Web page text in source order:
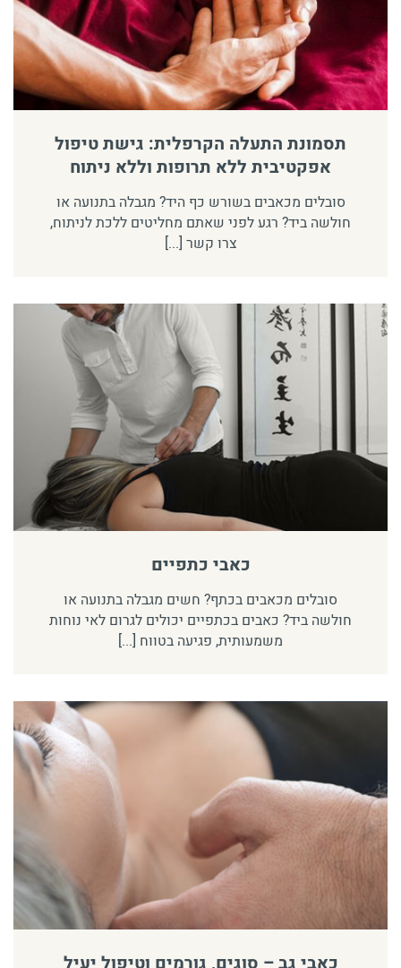
תסמונת התעלה הקרפלית: גישת טיפול
אפקטיבית ללא תרופות וללא ניתוח
סובלים מכאבים בשורש כף היד? מגבלה בתנועה או
חולשה ביד? רגע לפני שאתם מחליטים ללכת לניתוח,
צרו קשר [...]
כאבי כתפיים
סובלים מכאבים בכתף? חשים מגבלה בתנועה או
חולשה ביד? כאבים בכתפיים יכולים לגרום לאי נוחות
משמעותית, פגיעה בטווח [...]